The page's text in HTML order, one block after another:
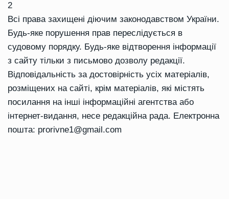
2
Всі права захищені діючим законодавством України.
Будь-яке порушення прав переслідується в
судовому порядку. Будь-яке відтворення інформації
з сайту тільки з письмово дозволу редакції.
Відповідальність за достовірність усіх матеріалів,
розміщених на сайті, крім матеріалів, які містять
посилання на інші інформаційні агентства або
інтернет-видання, несе редакційна рада. Електронна
пошта: prorivne1@gmail.com